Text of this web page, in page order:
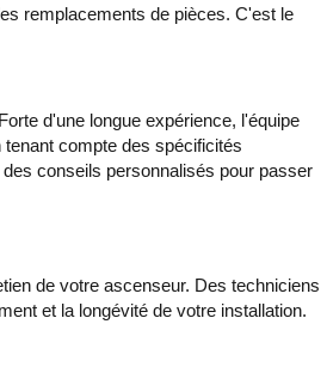
remplacements de pièces. C'est le
d'une longue expérience, l'équipe
compte des spécificités
conseils personnalisés pour passer
de votre ascenseur. Des techniciens
et la longévité de votre installation.